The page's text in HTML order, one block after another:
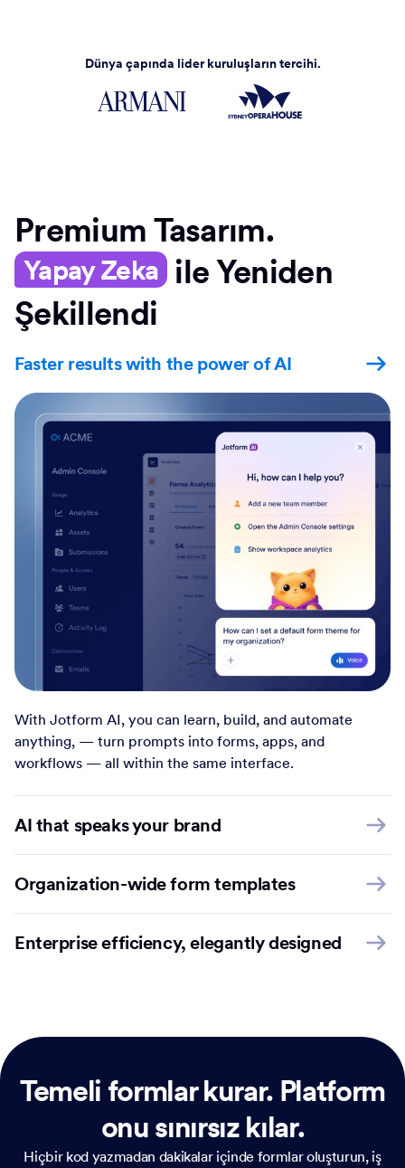
Dünya çapında lider kuruluşların tercihi.
Premium Tasarım.
Yapay Zeka ile Yeniden
Şekillendi
Faster results with the power of AI
With Jotform AI, you can learn, build, and automate
anything, — turn prompts into forms, apps, and
workflows — all within the same interface.
AI that speaks your brand
Organization-wide form templates
Enterprise efficiency, elegantly designed
Temeli formlar kurar. Platform
onu sınırsız kılar.
Hiçbir kod yazmadan dakikalar içinde formlar oluşturun, iş